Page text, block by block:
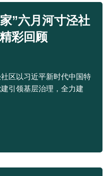
”六月河寸泾社
彩回顾
区以习近平新时代中国特
引领基层治理，全力建